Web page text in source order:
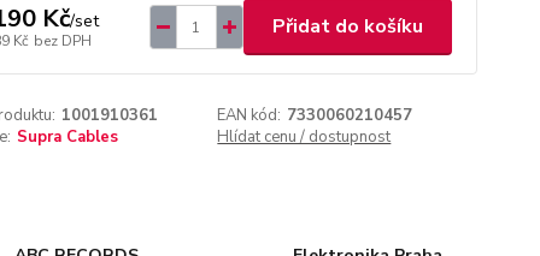
Kč/set
Kč bez DPH
Přidat do košíku
1001910361 EAN kód: 7330060210457
Supra Cables Hlídat cenu / dostupnost